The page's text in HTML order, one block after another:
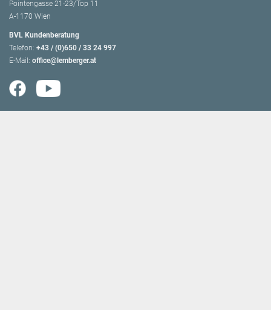
Pointengasse 21-23/Top 11
A-1170 Wien
BVL Kundenberatung
Telefon: +43 / (0)650 / 33 24 997
E-Mail: office@lemberger.at